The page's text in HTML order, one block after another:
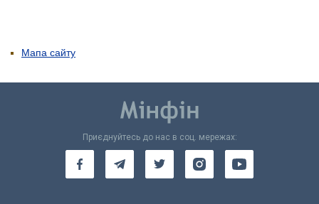
Мапа сайту
Приєднуйтесь до нас в соц. мережах: